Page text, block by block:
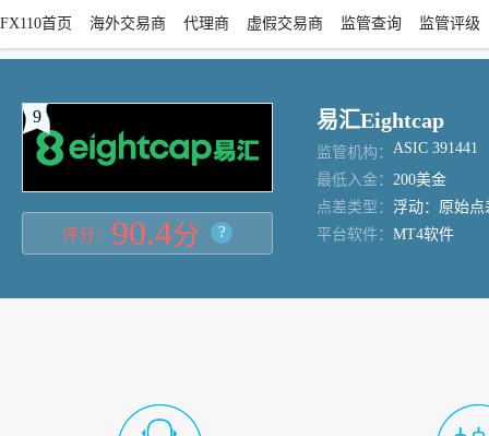
FX110首页 海外交易商 代理商 虚假交易商 监管查询 监管评级
9
评分： 90.4分 ?
易汇Eightcap
监管机构： ASIC 391441
最低入金： 200美金
点差类型： 浮动：原始点
平台软件： MT4软件